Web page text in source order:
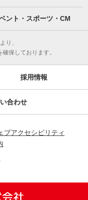
ント・スポーツ・CM
り、
保しております。
採用情報
合わせ
ブアクセシビリティ